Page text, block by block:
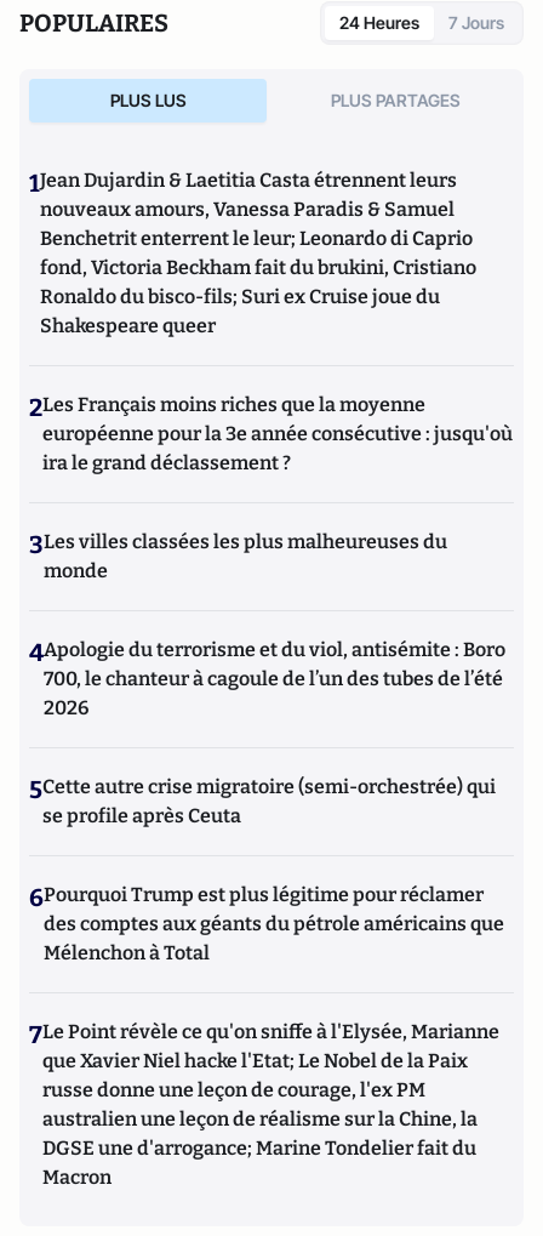
POPULAIRES 24 Heures 7 Jours
PLUS LUS PLUS PARTAGES
1Jean Dujardin & Laetitia Casta étrennent leurs
nouveaux amours, Vanessa Paradis & Samuel
Benchetrit enterrent le leur; Leonardo di Caprio
fond, Victoria Beckham fait du brukini, Cristiano
Ronaldo du bisco-fils; Suri ex Cruise joue du
Shakespeare queer
2Les Français moins riches que la moyenne
européenne pour la 3e année consécutive : jusqu'où
ira le grand déclassement ?
3Les villes classées les plus malheureuses du
monde
4Apologie du terrorisme et du viol, antisémite : Boro
700, le chanteur à cagoule de l’un des tubes de l’été
2026
5Cette autre crise migratoire (semi-orchestrée) qui
se profile après Ceuta
6Pourquoi Trump est plus légitime pour réclamer
des comptes aux géants du pétrole américains que
Mélenchon à Total
7Le Point révèle ce qu'on sniffe à l'Elysée, Marianne
que Xavier Niel hacke l'Etat; Le Nobel de la Paix
russe donne une leçon de courage, l'ex PM
australien une leçon de réalisme sur la Chine, la
DGSE une d'arrogance; Marine Tondelier fait du
Macron